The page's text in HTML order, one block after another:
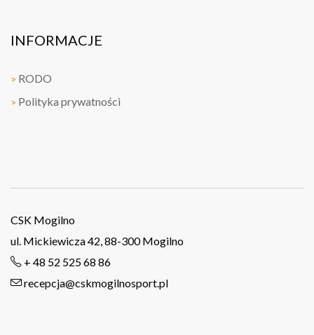
INFORMACJE
> RODO
> Polityka prywatności
CSK Mogilno
ul. Mickiewicza 42, 88-300 Mogilno
+ 48 52 525 68 86
recepcja@cskmogilnosport.pl